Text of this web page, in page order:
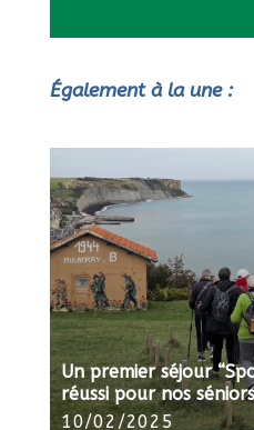
Également à la une :
Un premier séjour
réussi pour nos séniors
10/02/2025